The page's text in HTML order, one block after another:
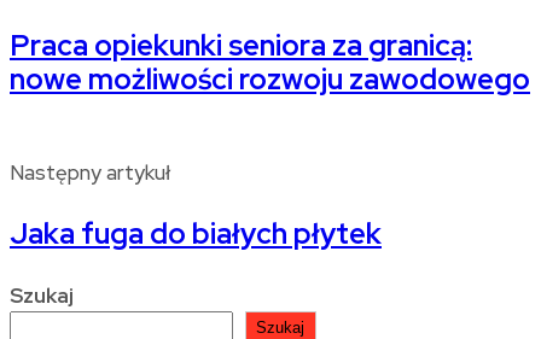
Praca opiekunki seniora za granicą:
nowe możliwości rozwoju zawodowego
Następny artykuł
Jaka fuga do białych płytek
Szukaj
Szukaj